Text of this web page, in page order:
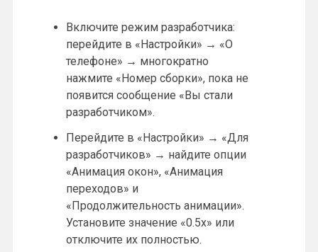
Включите режим разработчика:
перейдите в «Настройки» → «О
телефоне» → многократно
нажмите «Номер сборки», пока не
появится сообщение «Вы стали
разработчиком».
Перейдите в «Настройки» → «Для
разработчиков» → найдите опции
«Анимация окон», «Анимация
переходов» и
«Продолжительность анимации».
Установите значение «0.5x» или
отключите их полностью.